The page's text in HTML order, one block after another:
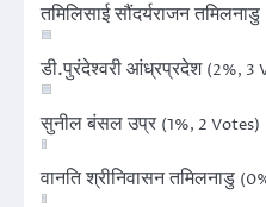
तमिलिसाई सौंदर्यराजन तमिलनाडु
डी.पुरंदेश्वरी आंध्रप्रदेश (2%, 3
सुनील बंसल उप्र (1%, 2 Votes)
वानति श्रीनिवासन तमिलनाडु